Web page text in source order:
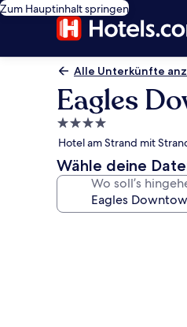
Zum Hauptinhalt springen
Alle Unterkünfte
Eagles
4.0-
Sterne-
Unterkunft
Hotel am Strand mit
Wähle deine
Wo soll’s